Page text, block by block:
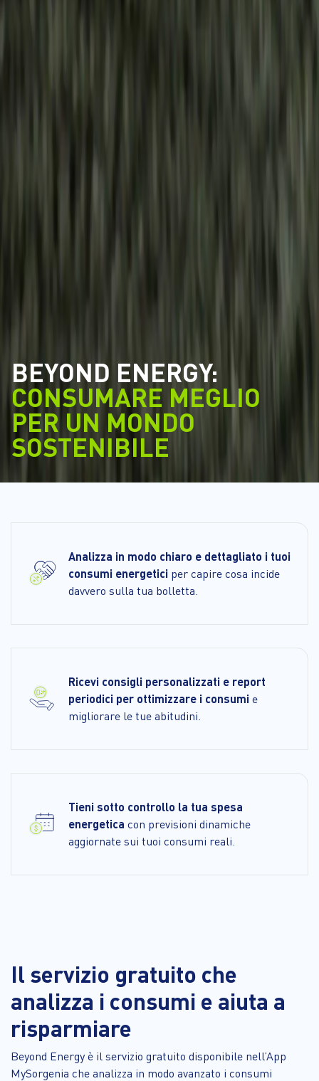
BEYOND ENERGY:
CONSUMARE MEGLIO
PER UN MONDO
SOSTENIBILE
Analizza in modo chiaro e dettagliato i tuoi
consumi energetici per capire cosa incide
davvero sulla tua bolletta.
Ricevi consigli personalizzati e report
periodici per ottimizzare i consumi e
migliorare le tue abitudini.
Tieni sotto controllo la tua spesa
energetica con previsioni dinamiche
aggiornate sui tuoi consumi reali.
Il servizio gratuito che
analizza i consumi e aiuta a
risparmiare
Beyond Energy è il servizio gratuito disponibile nell’App
MySorgenia che analizza in modo avanzato i consumi